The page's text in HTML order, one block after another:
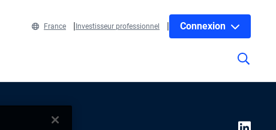
France Investisseur professionnel Connexion